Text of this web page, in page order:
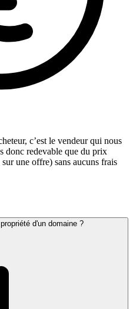
c’est le vendeur qui nous
donc redevable que du prix
une offre) sans aucuns frais
d'un domaine ?